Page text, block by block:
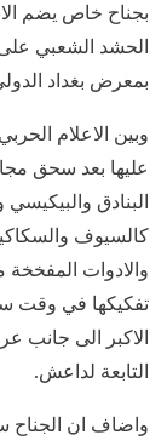
بجناح خاص يضم
الحشد الشعبي
بمعرض بغداد الدولي غدا
وبين الاعلام
عليها بعد سحق
البنادق
كالسيوف
والادوات
تفكيكها في وقت
الاكبر الى جانب
التابعة لداعش.
واضاف ان الجناح